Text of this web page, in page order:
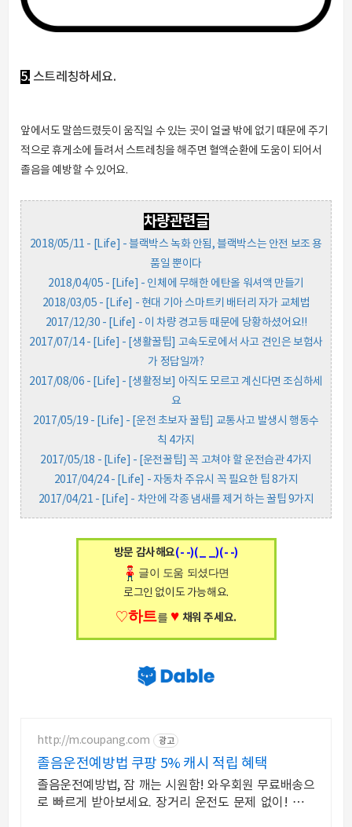
5. 스트레칭하세요.
앞에서도 말씀드렸듯이 움직일 수 있는 곳이 얼굴 밖에 없기 때문에 주기
적으로 휴게소에 들려서 스트레칭을 해주면 혈액순환에 도움이 되어서
졸음을 예방할 수 있어요.
차량관련글
2018/05/11 - [Life] - 블랙박스 녹화 안됨, 블랙박스는 안전 보조 용
품일 뿐이다
2018/04/05 - [Life] - 인체에 무해한 에탄올 워셔액 만들기
2018/03/05 - [Life] - 현대 기아 스마트키 배터리 자가 교체법
2017/12/30 - [Life] - 이 차량 경고등 때문에 당황하셨어요!!
2017/07/14 - [Life] - [생활꿀팁] 고속도로에서 사고 견인은 보험사
가 정답일까?
2017/08/06 - [Life] - [생활정보] 아직도 모르고 계신다면 조심하세
요
2017/05/19 - [Life] - [운전 초보자 꿀팁] 교통사고 발생시 행동수
칙 4가지
2017/05/18 - [Life] - [운전꿀팁] 꼭 고쳐야 할 운전습관 4가지
2017/04/24 - [Life] - 자동차 주유시 꼭 필요한 팁 8가지
2017/04/21 - [Life] - 차안에 각종 냄새를 제거 하는 꿀팁 9가지
방문 감사해요(- -)(_ _)(- -)
글이 도움 되셨다면
로그인 없이도 가능해요.
♡하트를 ♥ 채워 주세요.
http://m.coupang.com 광고
졸음운전예방법 쿠팡 5% 캐시 적립 혜택
졸음운전예방법, 잠 깨는 시원함! 와우회원 무료배송으
로 빠르게 받아보세요. 장거리 운전도 문제 없이! 강력